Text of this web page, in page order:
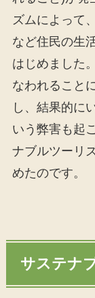
ズムによって
など住民の生
はじめました
なわれること
し、結果的に
いう弊害も起
ナブルツーリ
めたのです。
サステナ